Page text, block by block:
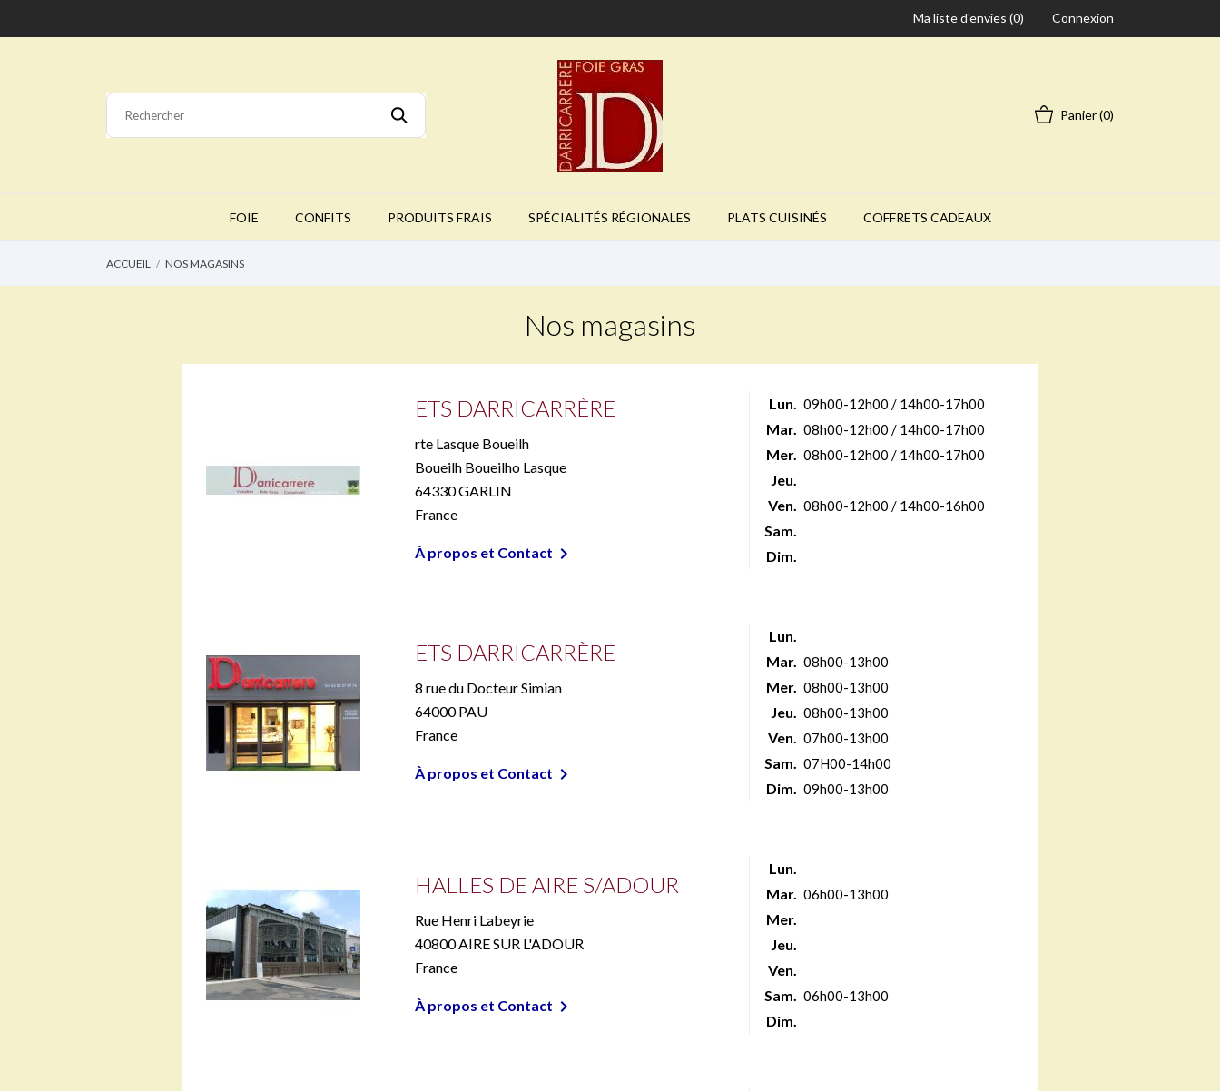
Ma liste d'envies (0) Connexion
Panier(0)
FOIE CONFITS PRODUITS FRAIS SPÉCIALITÉS RÉGIONALES PLATS CUISINÉS COFFRETS CADEAUX
ACCUEIL NOS MAGASINS
Nos magasins
ETS DARRICARRÈRE
rte Lasque Boueilh
Boueilh Boueilho Lasque
64330 GARLIN
France
À propos et Contact 
Lun. 09h00-12h00 / 14h00-17h00
Mar. 08h00-12h00 / 14h00-17h00
Mer. 08h00-12h00 / 14h00-17h00
Jeu.
Ven. 08h00-12h00 / 14h00-16h00
Sam.
Dim.
ETS DARRICARRÈRE
8 rue du Docteur Simian
64000 PAU
France
À propos et Contact 
Lun.
Mar. 08h00-13h00
Mer. 08h00-13h00
Jeu. 08h00-13h00
Ven. 07h00-13h00
Sam. 07H00-14h00
Dim. 09h00-13h00
HALLES DE AIRE S/ADOUR
Rue Henri Labeyrie
40800 AIRE SUR L'ADOUR
France
À propos et Contact 
Lun.
Mar. 06h00-13h00
Mer.
Jeu.
Ven.
Sam. 06h00-13h00
Dim.